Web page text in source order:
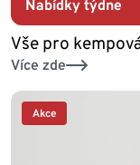
Nabídky týdne
Vše pro
Více zde
Akce